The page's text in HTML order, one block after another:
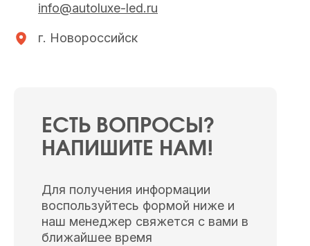
ЕСТЬ ВОПРОСЫ?
НАПИШИТЕ НАМ!
Для получения информации
воспользуйтесь формой ниже и
наш менеджер свяжется с вами в
ближайшее время
info@autoluxe-led.ru
г. Новороссийск